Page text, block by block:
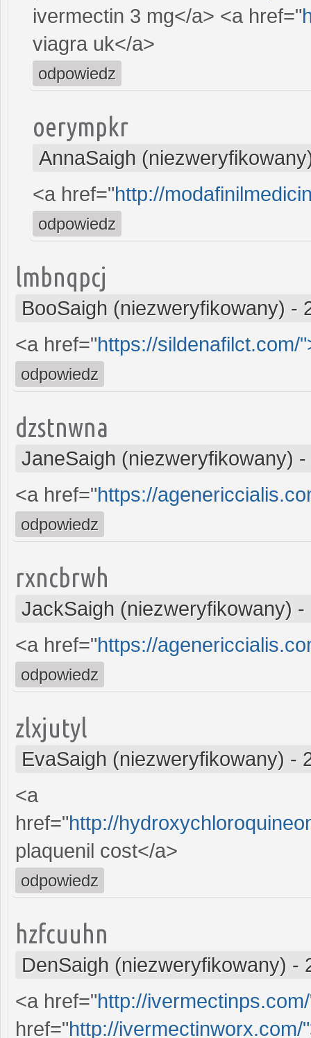
ivermectin 3 mg</a> <a href="
viagra uk</a>
odpowiedz
oerympkr
AnnaSaigh
<a href="http://
odpowiedz
lmbnqpcj
BooSaigh (niezweryfikowany) -
<a href="https://sildenafilct.com/
odpowiedz
dzstnwna
JaneSaigh (niezweryfikowany) -
<a href="https://
odpowiedz
rxncbrwh
JackSaigh (niezweryfikowany) -
<a href="https://
odpowiedz
zlxjutyl
EvaSaigh (niezweryfikowany) -
<a
href="http://
plaquenil cost</a>
odpowiedz
hzfcuuhn
DenSaigh (niezweryfikowany) -
<a href="http://
href="http://ivermectinworx.com/